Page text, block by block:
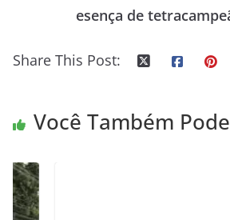
esença de
Share This Post:
Você Também